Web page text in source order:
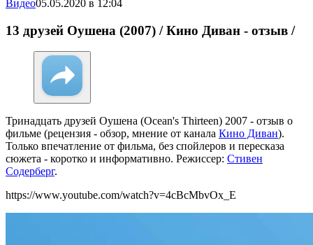
Видео05.05.2020 в 12:04
13 друзей Оушена (2007) / Кино Диван - отзыв /
Тринадцать друзей Оушена (Ocean's Thirteen) 2007 - отзыв о
фильме (рецензия - обзор, мнение от канала Кино Диван).
Только впечатление от фильма, без спойлеров и пересказа
сюжета - коротко и информативно. Режиссер: Стивен
Содерберг.
https://www.youtube.com/watch?v=4cBcMbvOx_E